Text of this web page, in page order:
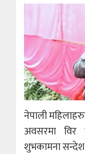
नेपाली
अवसरमा
शुभकामना